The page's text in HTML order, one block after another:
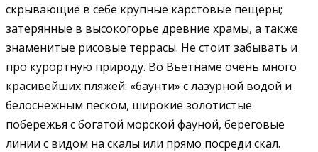
скрывающие в себе крупные карстовые пещеры;
затерянные в высокогорье древние храмы, а также
знаменитые рисовые террасы. Не стоит забывать и
про курортную природу. Во Вьетнаме очень много
красивейших пляжей: «баунти» с лазурной водой и
белоснежным песком, широкие золотистые
побережья с богатой морской фауной, береговые
линии с видом на скалы или прямо посреди скал.